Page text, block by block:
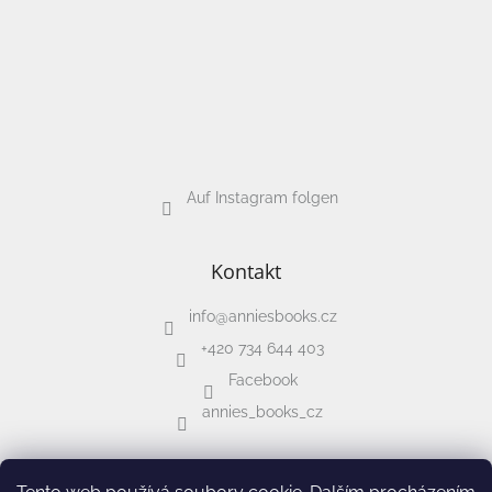
Auf Instagram folgen
Kontakt
info@anniesbooks.cz
+420 734 644 403
Facebook
annies_books_cz